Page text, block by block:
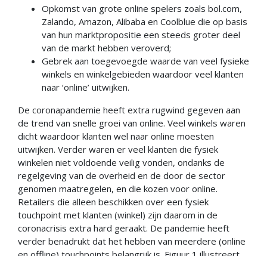
Opkomst van grote online spelers zoals bol.com,
Zalando, Amazon, Alibaba en Coolblue die op basis
van hun marktpropositie een steeds groter deel
van de markt hebben veroverd;
Gebrek aan toegevoegde waarde van veel fysieke
winkels en winkelgebieden waardoor veel klanten
naar ‘online’ uitwijken.
De coronapandemie heeft extra rugwind gegeven aan
de trend van snelle groei van online. Veel winkels waren
dicht waardoor klanten wel naar online moesten
uitwijken. Verder waren er veel klanten die fysiek
winkelen niet voldoende veilig vonden, ondanks de
regelgeving van de overheid en de door de sector
genomen maatregelen, en die kozen voor online.
Retailers die alleen beschikken over een fysiek
touchpoint met klanten (winkel) zijn daarom in de
coronacrisis extra hard geraakt. De pandemie heeft
verder benadrukt dat het hebben van meerdere (online